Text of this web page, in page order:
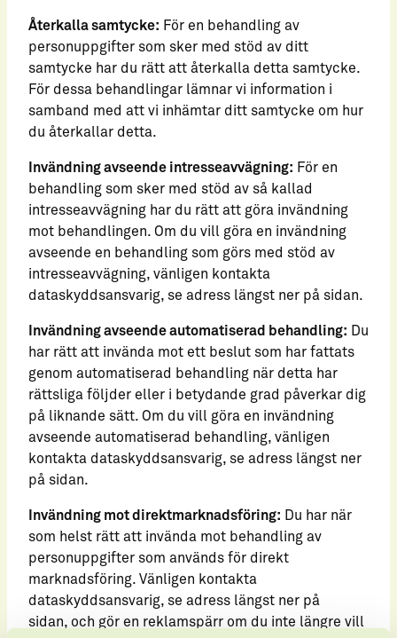
Återkalla samtycke: För en behandling av
personuppgifter som sker med stöd av ditt
samtycke har du rätt att återkalla detta samtycke.
För dessa behandlingar lämnar vi information i
samband med att vi inhämtar ditt samtycke om hur
du återkallar detta.
Invändning avseende intresseavvägning: För en
behandling som sker med stöd av så kallad
intresseavvägning har du rätt att göra invändning
mot behandlingen. Om du vill göra en invändning
avseende en behandling som görs med stöd av
intresseavvägning, vänligen kontakta
dataskyddsansvarig, se adress längst ner på sidan.
Invändning avseende automatiserad behandling: Du
har rätt att invända mot ett beslut som har fattats
genom automatiserad behandling när detta har
rättsliga följder eller i betydande grad påverkar dig
på liknande sätt. Om du vill göra en invändning
avseende automatiserad behandling, vänligen
kontakta dataskyddsansvarig, se adress längst ner
på sidan.
Invändning mot direktmarknadsföring: Du har när
som helst rätt att invända mot behandling av
personuppgifter som används för direkt
marknadsföring. Vänligen kontakta
dataskyddsansvarig, se adress längst ner på
sidan, och gör en reklamspärr om du inte längre vill